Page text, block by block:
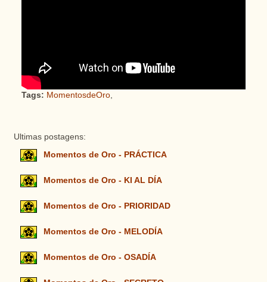
Tags: MomentosdeOro,
Ultimas postagens:
Momentos de Oro - PRÁCTICA
Momentos de Oro - KI AL DÍA
Momentos de Oro - PRIORIDAD
Momentos de Oro - MELODÍA
Momentos de Oro - OSADÍA